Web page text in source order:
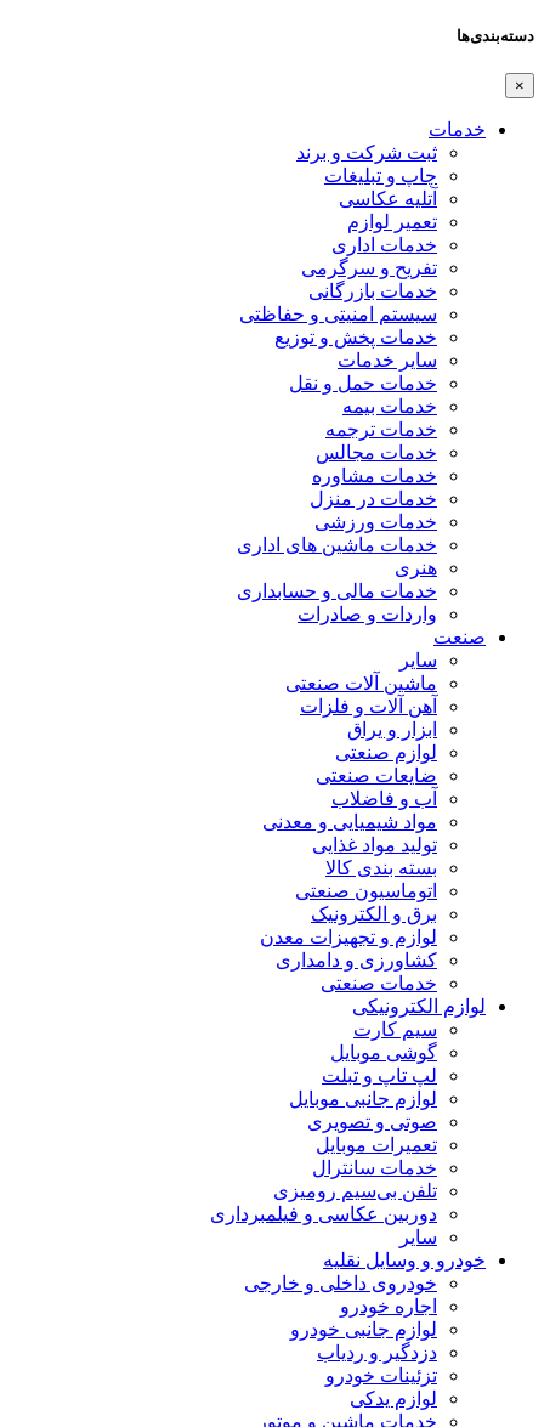
دسته‌بندی‌ها
×
خدمات
ثبت شرکت و برند
چاپ و تبلیغات
آتلیه عکاسی
تعمیر لوازم
خدمات اداری
تفریح و سرگرمی
خدمات بازرگانی
سیستم امنیتی و حفاظتی
خدمات پخش و توزیع
سایر خدمات
خدمات حمل و نقل
خدمات بیمه
خدمات ترجمه
خدمات مجالس
خدمات مشاوره
خدمات در منزل
خدمات ورزشی
خدمات ماشین های اداری
هنری
خدمات مالی و حسابداری
واردات و صادرات
صنعت
سایر
ماشین آلات صنعتی
آهن آلات و فلزات
ابزار و یراق
لوازم صنعتی
ضایعات صنعتی
آب و فاضلاب
مواد شیمیایی و معدنی
تولید مواد غذایی
بسته بندی کالا
اتوماسیون صنعتی
برق و الکترونیک
لوازم و تجهیزات معدن
کشاورزی و دامداری
خدمات صنعتی
لوازم الکترونیکی
سیم کارت
گوشی موبایل
لپ تاپ و تبلت
لوازم جانبی موبایل
صوتی و تصویری
تعمیرات موبایل
خدمات سانترال
تلفن بی‌سیم رومیزی
دوربین عکاسی و فیلمبرداری
سایر
خودرو و وسایل نقلیه
خودروی داخلی و خارجی
اجاره خودرو
لوازم جانبی خودرو
دزدگیر و ردیاب
تزئینات خودرو
لوازم یدکی
خدمات ماشین و موتور